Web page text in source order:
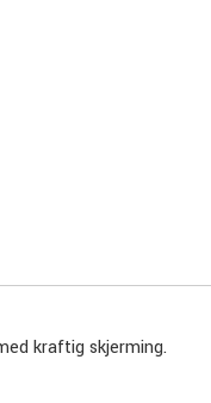
kraftig skjerming.